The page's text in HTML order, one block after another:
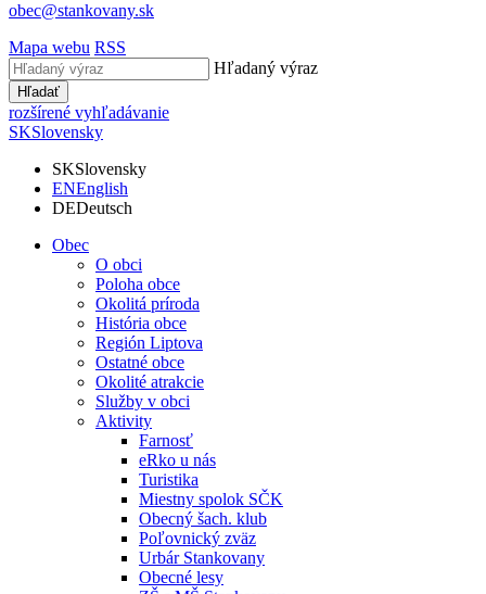
obec@stankovany.sk
Mapa webu RSS
Hľadaný výraz
Hľadať
rozšírené vyhľadávanie
SKSlovensky
SKSlovensky
ENEnglish
DEDeutsch
Obec
O obci
Poloha obce
Okolitá príroda
História obce
Región Liptova
Ostatné obce
Okolité atrakcie
Služby v obci
Aktivity
Farnosť
eRko u nás
Turistika
Miestny spolok SČK
Obecný šach. klub
Poľovnický zväz
Urbár Stankovany
Obecné lesy